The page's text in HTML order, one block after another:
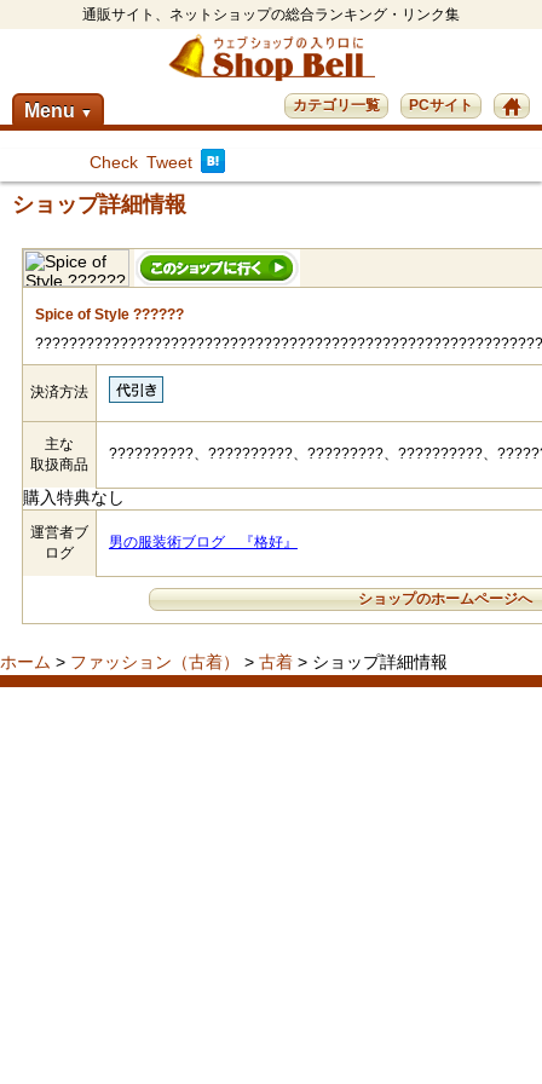
通販サイト、ネットショップの総合ランキング・リンク集
Menu ▼ PCサイト
カテゴリ一覧
Check Tweet
ショップ詳細情報
Spice of Style ??????
決済方法
主な
取扱商品
??????????、??????????、?????????、??????????、
購入特典なし
運営者ブ
ログ
男の服装術ブログ 『格好』
ショップのホームページへ
ホーム > ファッション（古着） > 古着 > ショップ詳細情報